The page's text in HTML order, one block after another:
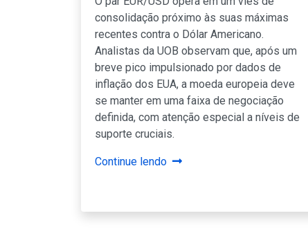
consolidação próximo às suas máximas
recentes contra o Dólar Americano.
Analistas da UOB observam que, após um
breve pico impulsionado por dados de
inflação dos EUA, a moeda europeia deve
se manter em uma faixa de negociação
definida, com atenção especial a níveis de
suporte cruciais.
Continue lendo